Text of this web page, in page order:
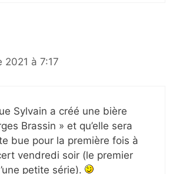
2021 à 7:17
Sylvain a créé une bière
Brassin » et qu’elle sera
bue pour la première fois à
vendredi soir (le premier
petite série).